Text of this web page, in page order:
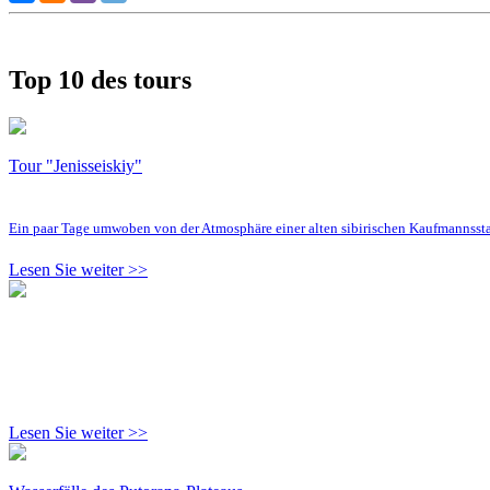
Top 10 des tours
Tour "Jenisseiskiy"
Ein paar Tage umwoben von der Atmosphäre einer alten sibirischen
Lesen Sie weiter >>
Lesen Sie weiter >>